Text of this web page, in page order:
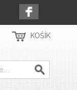
KOŠÍK